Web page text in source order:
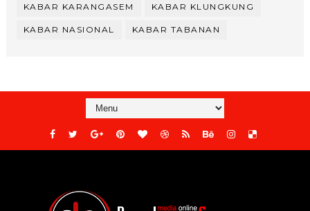
KABAR KARANGASEM KABAR KLUNGKUNG
KABAR NASIONAL KABAR TABANAN